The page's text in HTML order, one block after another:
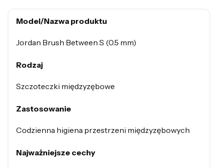
Model/Nazwa produktu
Jordan Brush Between S (0.5 mm)
Rodzaj
Szczoteczki międzyzębowe
Zastosowanie
Codzienna higiena przestrzeni międzyzębowych
Najważniejsze cechy